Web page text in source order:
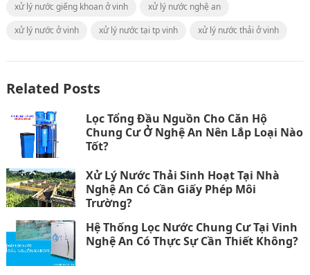
xử lý nước giếng khoan ở vinh
xử lý nước nghệ an
xử lý nước ở vinh
xử lý nước tại tp vinh xử lý nước thải ở vinh
Related Posts
Lọc Tổng Đầu Nguồn Cho Căn Hộ
Chung Cư Ở Nghệ An Nên Lắp Loại Nào
Tốt?
Xử Lý Nước Thải Sinh Hoạt Tại Nhà
Nghệ An Có Cần Giấy Phép Môi
Trường?
Hệ Thống Lọc Nước Chung Cư Tại Vinh
Nghệ An Có Thực Sự Cần Thiết Không?